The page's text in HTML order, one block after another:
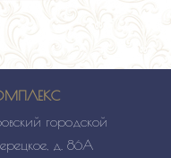
городской
д. 86А